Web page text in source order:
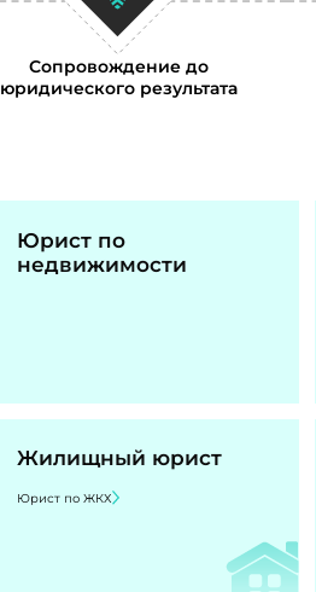
Сопровождение до
юридического результата
Юрист по
недвижимости
Жилищный юрист
Юрист по ЖКХ